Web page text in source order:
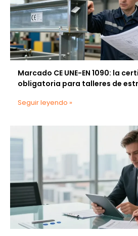
Marcado CE UNE-EN 1090: la
obligatoria para talleres de
Seguir leyendo »